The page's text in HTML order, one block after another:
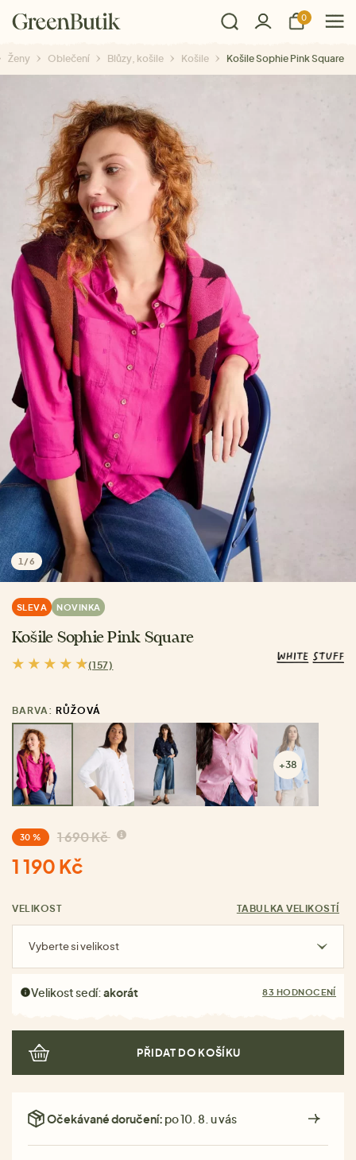
0
Ženy Oblečení Blůzy, košile Košile Košile Sophie Pink Square
1 /6
SLEVA NOVINKA
Košile Sophie Pink Square
(157)
BARVA: RŮŽOVÁ
+38
30 % 1 690 Kč
1 190 Kč
VELIKOST TABULKA VELIKOSTÍ
Vyberte si velikost
Velikost sedí:akorát 83 HODNOCENÍ
PŘIDAT DO KOŠÍKU
Očekávané doručení: po 10. 8. u vás